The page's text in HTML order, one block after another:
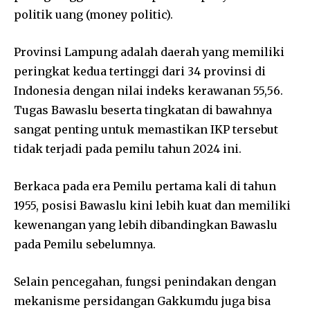
politik uang (money politic).
Provinsi Lampung adalah daerah yang memiliki
peringkat kedua tertinggi dari 34 provinsi di
Indonesia dengan nilai indeks kerawanan 55,56.
Tugas Bawaslu beserta tingkatan di bawahnya
sangat penting untuk memastikan IKP tersebut
tidak terjadi pada pemilu tahun 2024 ini.
Berkaca pada era Pemilu pertama kali di tahun
1955, posisi Bawaslu kini lebih kuat dan memiliki
kewenangan yang lebih dibandingkan Bawaslu
pada Pemilu sebelumnya.
Selain pencegahan, fungsi penindakan dengan
mekanisme persidangan Gakkumdu juga bisa